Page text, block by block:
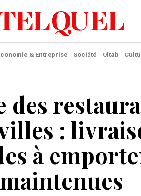
& Entreprise Société Qitab
des
:
à
maintenues